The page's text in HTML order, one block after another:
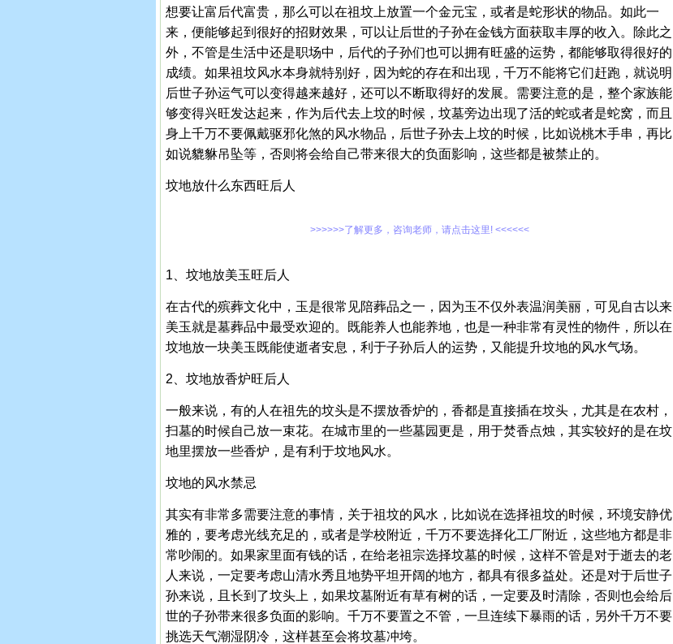
想要让富后代富贵，那么可以在祖坟上放置一个金元宝，或者是蛇形状的物品。如此一
来，便能够起到很好的招财效果，可以让后世的子孙在金钱方面获取丰厚的收入。除此之
外，不管是生活中还是职场中，后代的子孙们也可以拥有旺盛的运势，都能够取得很好的
成绩。如果祖坟风水本身就特别好，因为蛇的存在和出现，千万不能将它们赶跑，就说明
后世子孙运气可以变得越来越好，还可以不断取得好的发展。需要注意的是，整个家族能
够变得兴旺发达起来，作为后代去上坟的时候，坟墓旁边出现了活的蛇或者是蛇窝，而且
身上千万不要佩戴驱邪化煞的风水物品，后世子孙去上坟的时候，比如说桃木手串，再比
如说貔貅吊坠等，否则将会给自己带来很大的负面影响，这些都是被禁止的。
坟地放什么东西旺后人
>>>>>>了解更多，咨询老师，请点击这里! <<<<<<
1、坟地放美玉旺后人
在古代的殡葬文化中，玉是很常见陪葬品之一，因为玉不仅外表温润美丽，可见自古以来
美玉就是墓葬品中最受欢迎的。既能养人也能养地，也是一种非常有灵性的物件，所以在
坟地放一块美玉既能使逝者安息，利于子孙后人的运势，又能提升坟地的风水气场。
2、坟地放香炉旺后人
一般来说，有的人在祖先的坟头是不摆放香炉的，香都是直接插在坟头，尤其是在农村，
扫墓的时候自己放一束花。在城市里的一些墓园更是，用于焚香点烛，其实较好的是在坟
地里摆放一些香炉，是有利于坟地风水。
坟地的风水禁忌
其实有非常多需要注意的事情，关于祖坟的风水，比如说在选择祖坟的时候，环境安静优
雅的，要考虑光线充足的，或者是学校附近，千万不要选择化工厂附近，这些地方都是非
常吵闹的。如果家里面有钱的话，在给老祖宗选择坟墓的时候，这样不管是对于逝去的老
人来说，一定要考虑山清水秀且地势平坦开阔的地方，都具有很多益处。还是对于后世子
孙来说，且长到了坟头上，如果坟墓附近有草有树的话，一定要及时清除，否则也会给后
世的子孙带来很多负面的影响。千万不要置之不管，一旦连续下暴雨的话，另外千万不要
挑选天气潮湿阴冷，这样甚至会将坟墓冲垮。